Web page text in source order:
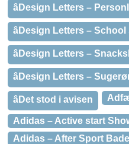
âDesign Letters –
âDesign Letters –
âDesign Letters –
âDesign Letters –
âDet stod i avisen
Adidas – Active start
Adidas – After Sport